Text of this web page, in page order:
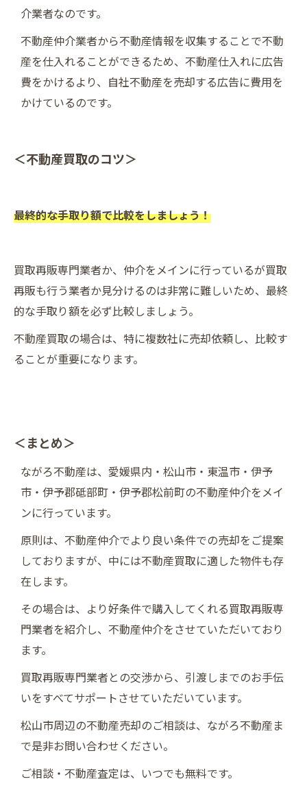
介業者なのです。
不動産仲介業者から不動産情報を収集することで不動
産を仕入れることができるため、不動産仕入れに広告
費をかけるより、自社不動産を売却する広告に費用を
かけているのです。
＜不動産買取のコツ＞
最終的な手取り額で比較をしましょう！
買取再販専門業者か、仲介をメインに行っているが買取
再販も行う業者か見分けるのは非常に難しいため、最終
的な手取り額を必ず比較しましょう。
不動産買取の場合は、特に複数社に売却依頼し、比較す
ることが重要になります。
＜まとめ＞
ながろ不動産は、愛媛県内・松山市・東温市・伊予
市・伊予郡砥部町・伊予郡松前町の不動産仲介をメイ
ンに行っています。
原則は、不動産仲介でより良い条件での売却をご提案
しておりますが、中には不動産買取に適した物件も存
在します。
その場合は、より好条件で購入してくれる買取再販専
門業者を紹介し、不動産仲介をさせていただいており
ます。
買取再販専門業者との交渉から、引渡しまでのお手伝
いをすべてサポートさせていただいています。
松山市周辺の不動産売却のご相談は、ながろ不動産ま
で是非お問い合わせください。
ご相談・不動産査定は、いつでも無料です。